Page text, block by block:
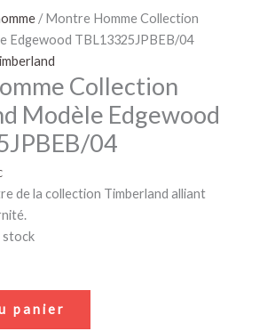
/ Montre Homme Collection
Edgewood TBL13325JPBEB/04
Collection
Modèle Edgewood
04
de la collection Timberland alliant
stock
panier